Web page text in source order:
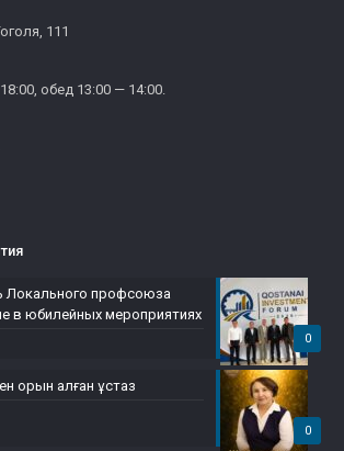
111
обед 13:00 — 14:00.
0
Локального профсоюза
в юбилейных мероприятиях
0
орын алған ұстаз